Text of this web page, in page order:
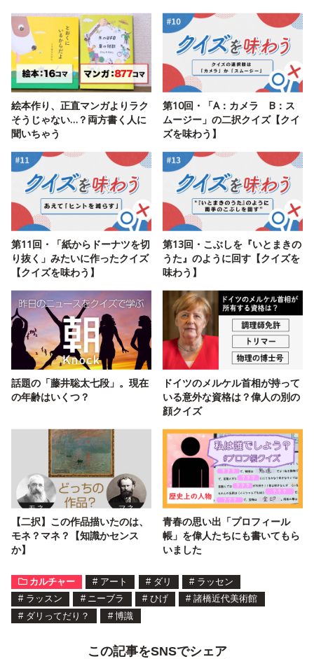
絵本作り、正直マンガよりラク
そうじゃない…？両方書く人に
聞いちゃう
第10回・「A：カメラ B：ス
ムージー」の二択クイズ【クイ
ズを味わう】
第11回・「紙からドーナツを切
り抜く」みたいに作ったクイズ
【クイズを味わう】
第13回・こぶしを『いとまきの
うた』のように回す【クイズを
味わう】
話題の「藤井聡太七段」。現在
の年齢はいくつ？
ドイツのメルケル首相が持って
いる意外な資格は？偉人の別の
顔クイズ
【二択】この作品描いたのは、
モネ？マネ？【知識かセンス
か】
青春の思い出「プロフィール
帳」を偉人たちにも書いてもら
いました
カルチャー # アート # ダリ # ラッセン
# ラッスン # ニーブラ # ひげ # 諸橋近代美術館
# ダリってだり？ # 博識
この記事をSNSでシェア